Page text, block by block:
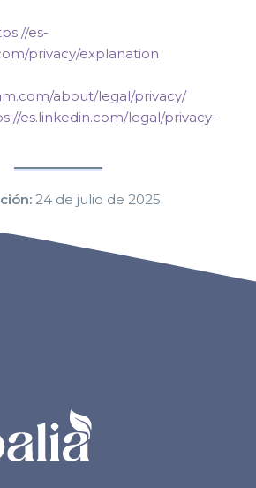
es-
privacy/explanation
about/legal/privacy/
es.linkedin.com/legal/privacy-
24 de julio de 2025